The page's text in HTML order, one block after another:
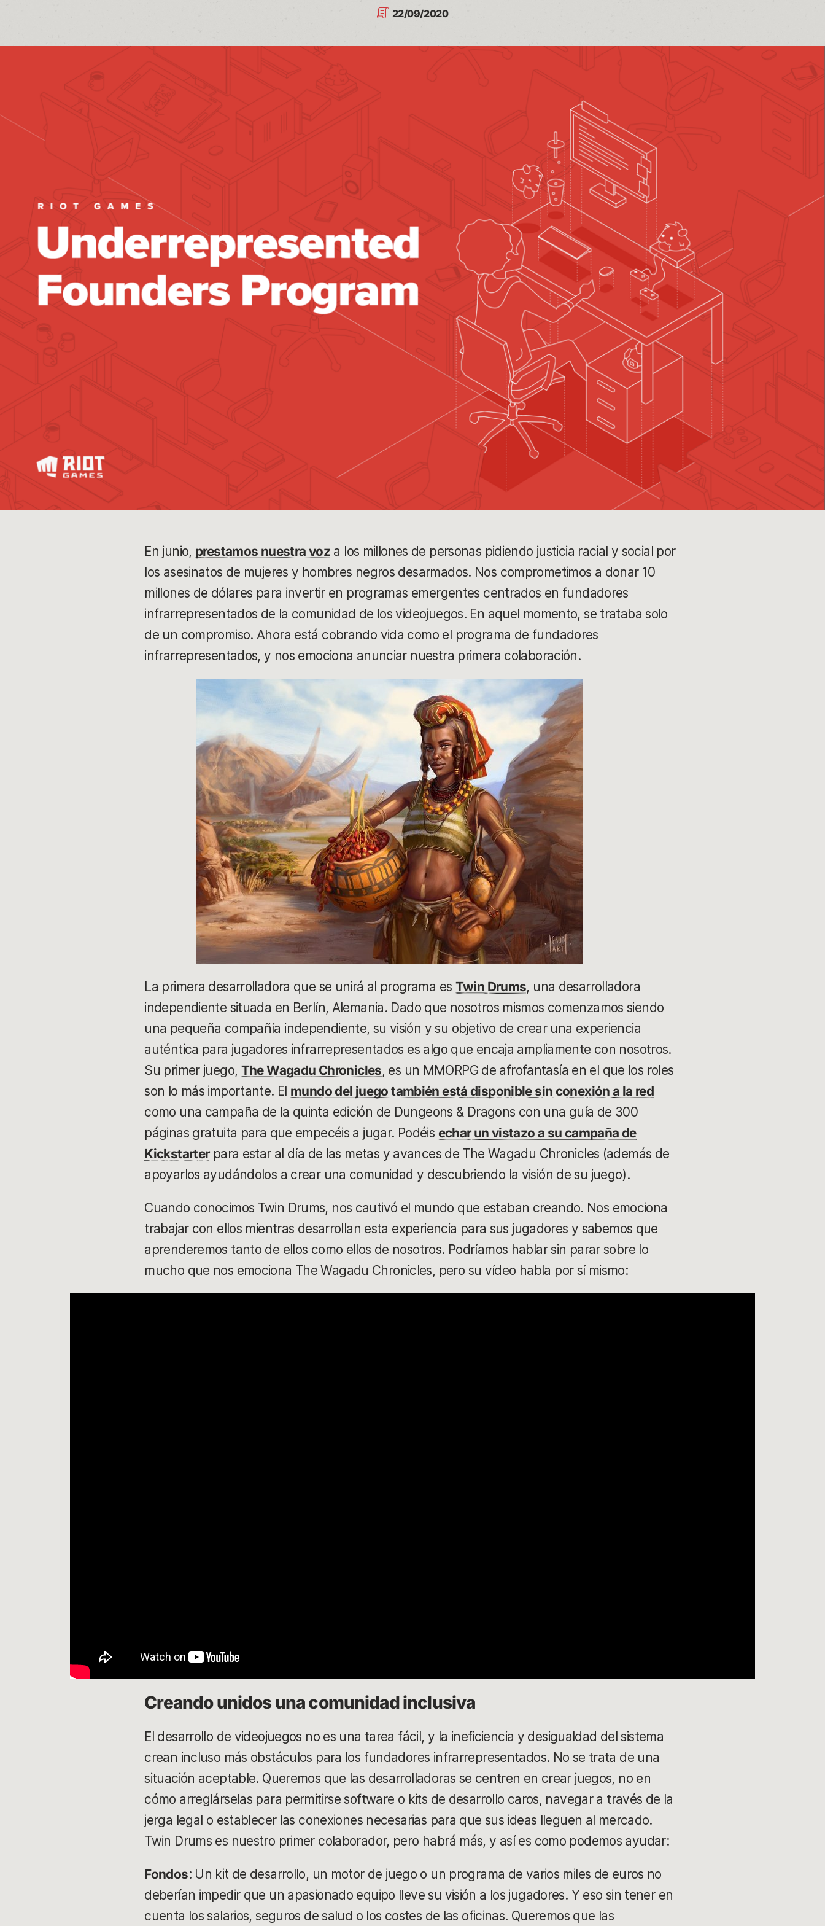
22/09/2020
En junio, prestamos nuestra voz a los millones de personas pidiendo justicia racial y social por
los asesinatos de mujeres y hombres negros desarmados. Nos comprometimos a donar 10
millones de dólares para invertir en programas emergentes centrados en fundadores
infrarrepresentados de la comunidad de los videojuegos. En aquel momento, se trataba solo
de un compromiso. Ahora está cobrando vida como el programa de fundadores
infrarrepresentados, y nos emociona anunciar nuestra primera colaboración.
La primera desarrolladora que se unirá al programa es Twin Drums, una desarrolladora
independiente situada en Berlín, Alemania. Dado que nosotros mismos comenzamos siendo
una pequeña compañía independiente, su visión y su objetivo de crear una experiencia
auténtica para jugadores infrarrepresentados es algo que encaja ampliamente con nosotros.
Su primer juego, The Wagadu Chronicles, es un MMORPG de afrofantasía en el que los roles
son lo más importante. El mundo del juego también está disponible sin conexión a la red
como una campaña de la quinta edición de Dungeons & Dragons con una guía de 300
páginas gratuita para que empecéis a jugar. Podéis echar un vistazo a su campaña de
Kickstarterpara estar al día de las metas y avances de The Wagadu Chronicles (además de
apoyarlos ayudándolos a crear una comunidad y descubriendo la visión de su juego).
Cuando conocimos Twin Drums, nos cautivó el mundo que estaban creando. Nos emociona
trabajar con ellos mientras desarrollan esta experiencia para sus jugadores y sabemos que
aprenderemos tanto de ellos como ellos de nosotros. Podríamos hablar sin parar sobre lo
mucho que nos emociona The Wagadu Chronicles, pero su vídeo habla por sí mismo:
Creando unidos una comunidad inclusiva
El desarrollo de videojuegos no es una tarea fácil, y la ineficiencia y desigualdad del sistema
crean incluso más obstáculos para los fundadores infrarrepresentados. No se trata de una
situación aceptable. Queremos que las desarrolladoras se centren en crear juegos, no en
cómo arreglárselas para permitirse software o kits de desarrollo caros, navegar a través de la
jerga legal o establecer las conexiones necesarias para que sus ideas lleguen al mercado.
Twin Drums es nuestro primer colaborador, pero habrá más, y así es como podemos ayudar:
Fondos: Un kit de desarrollo, un motor de juego o un programa de varios miles de euros no
deberían impedir que un apasionado equipo lleve su visión a los jugadores. Y eso sin tener en
cuenta los salarios, seguros de salud o los costes de las oficinas. Queremos que las